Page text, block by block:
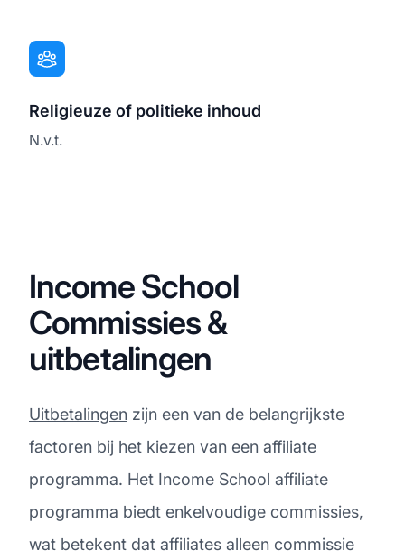
Religieuze of politieke inhoud
N.v.t.
Income School
Commissies &
uitbetalingen
Uitbetalingen zijn een van de belangrijkste
factoren bij het kiezen van een affiliate
programma. Het Income School affiliate
programma biedt enkelvoudige commissies,
wat betekent dat affiliates alleen commissie